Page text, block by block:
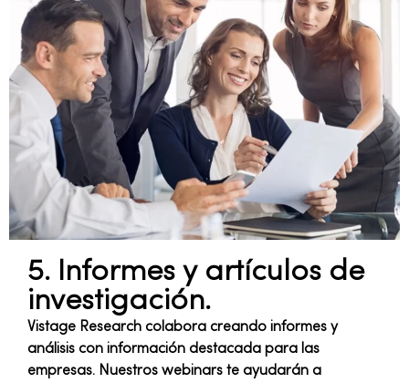
5. Informes y artículos de
investigación.
Vistage Research colabora creando informes y
análisis con información destacada para las
empresas. Nuestros webinars te ayudarán a